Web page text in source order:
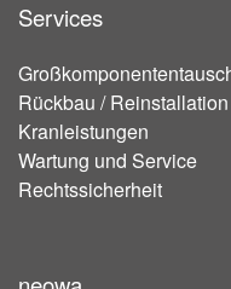
Services
Rückbau /
Kranleistungen
Wartung und Service
Rechtssicherheit